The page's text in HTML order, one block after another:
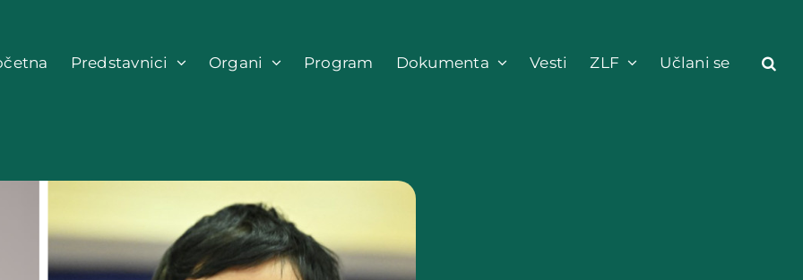
Predstavnici Organi Program Dokumenta Vesti ZLF Učlani se